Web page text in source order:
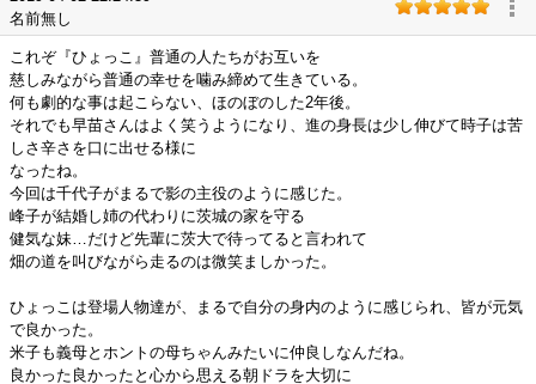
名前無し
これぞ『ひょっこ』普通の人たちがお互いを
慈しみながら普通の幸せを噛み締めて生きている。
何も劇的な事は起こらない、ほのぼのした2年後。
それでも早苗さんはよく笑うようになり、進の身長は少し伸びて時子は苦
しさ辛さを口に出せる様に
なったね。
今回は千代子がまるで影の主役のように感じた。
峰子が結婚し姉の代わりに茨城の家を守る
健気な妹…だけど先輩に茨大で待ってると言われて
畑の道を叫びながら走るのは微笑ましかった。
ひょっこは登場人物達が、まるで自分の身内のように感じられ、皆が元気
で良かった。
米子も義母とホントの母ちゃんみたいに仲良しなんだね。
良かった良かったと心から思える朝ドラを大切に